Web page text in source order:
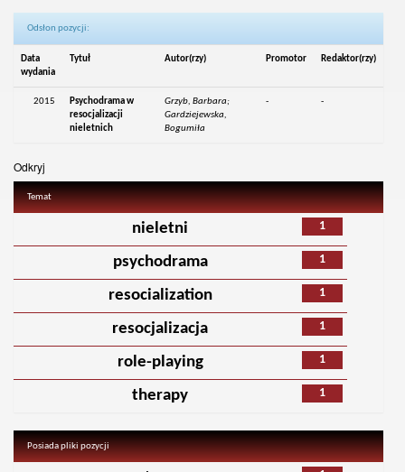
Odsłon pozycji:
Data
wydania
Tytuł Autor(rzy) Promotor Redaktor(rzy)
2015
Psychodrama w
resocjalizacji
nieletnich
Grzyb, Barbara;
Gardziejewska,
Bogumiła
- -
Odkryj
Temat
1
nieletni
1
psychodrama
1
resocialization
1
resocjalizacja
1
role-playing
1
therapy
Posiada pliki pozycji